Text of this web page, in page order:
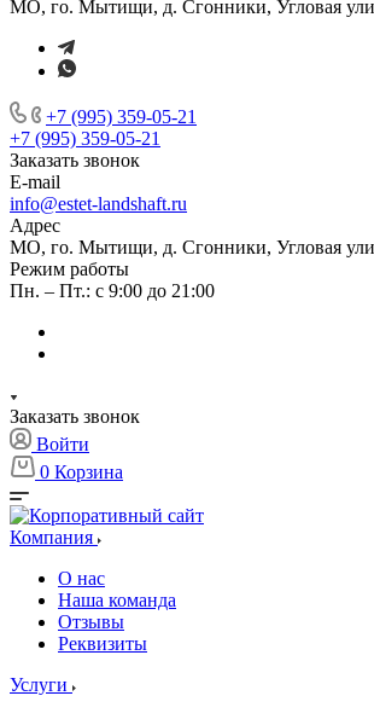
МО, го. Мытищи, д. Сгонники, Угловая
+7 (995) 359-05-21
+7 (995) 359-05-21
Заказать звонок
E-mail
info@estet-landshaft.ru
Адрес
МО, го. Мытищи, д. Сгонники, Угловая
Режим работы
Пн. – Пт.: с 9:00 до 21:00
Заказать звонок
Войти
0 Корзина
Компания
О нас
Наша команда
Отзывы
Реквизиты
Услуги